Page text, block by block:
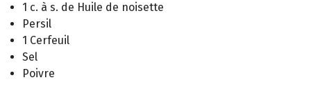
1 c. à s. de Huile de noisette
Persil
1 Cerfeuil
Sel
Poivre